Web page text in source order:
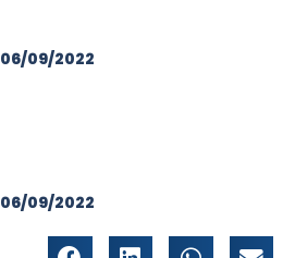
06/09/2022
06/09/2022